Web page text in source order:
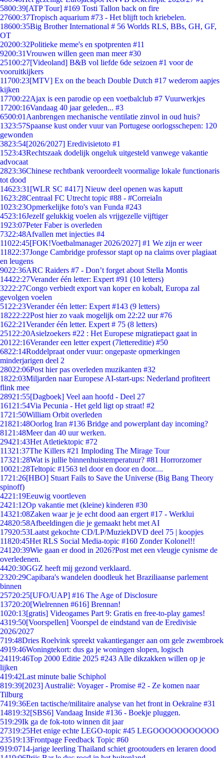
5800:39[ATP Tour] #169 Tosti Tallon back on fire
27600:37Tropisch aquarium #73 - Het blijft toch kriebelen.
18600:35Big Brother International # 56 Worlds RLS, BBs, GH, GF,
OT
20200:32Politieke meme's en spotprenten #11
9200:31Vrouwen willen geen man meer #30
25100:27[Videoland] B&B vol liefde 6de seizoen #1 voor de
vooruitkijkers
11700:23[MTV] Ex on the beach Double Dutch #17 wederom aapjes
kijken
17700:22Ajax is een parodie op een voetbalclub #7 Vuurwerkjes
17200:16Vandaag 40 jaar geleden... #3
6500:01 Aanbrengen mechanische ventilatie zinvol in oud huis?
1323:57Spaanse kust onder vuur van Portugese oorlogsschepen: 120
gewonden
3823:54[2026/2027] Eredivisietoto #1
1523:43Rechtszaak dodelijk ongeluk uitgesteld vanwege vakantie
advocaat
2823:36Chinese rechtbank veroordeelt voormalige lokale functionaris
tot dood
14623:31 [WLR SC #417] Nieuw deel openen was kaputt
1623:28Centraal FC Utrecht topic #88 - #CorreiaIn
1023:23Opmerkelijke foto's van Funda #243
4523:16Jezelf gelukkig voelen als vrijgezelle vijftiger
1923:07Peter Faber is overleden
7322:48Afvallen met injecties #4
11022:45[FOK!Voetbalmanager 2026/2027] #1 We zijn er weer
11822:37Jonge Cambridge professor stapt op na claims over plagiaat
en leugens
9022:36ARC Raiders #7 - Don’t forget about Stella Montis
14422:27Verander één letter: Expert #91 (10 letters)
3222:27Congo verbiedt export van koper en kobalt, Europa zal
gevolgen voelen
51 22:23Verander één letter: Expert #143 (9 letters)
18222:22Post hier zo vaak mogelijk om 22:22 uur #76
1622:21Verander één letter. Expert # 75 (8 letters)
251 22:20Asielzoekers #22 : Het Europese migratiepact gaat in
201 22:16Verander een letter expert (7lettereditie) #50
6822:14Roddelpraat onder vuur: ongepaste opmerkingen
minderjarigen deel 2
28022:06Post hier pas overleden muzikanten #32
1822:03Miljarden naar Europese AI-start-ups: Nederland profiteert
flink mee
28921:55[Dagboek] Veel aan hoofd - Deel 27
161 21:54Via Pecunia - Het geld ligt op straat! #2
1721:50William Orbit overleden
21821:48Oorlog Iran #136 Bridge and powerplant day incoming?
81 21:48Meer dan 40 uur werken.
29421:43Het Atletiektopic #72
11321:37The Killers #21 Imploding The Mirage Tour
17321:28Wat is jullie binnenhuistemperatuur? #81 Horrorzomer
10021:28Teltopic #1563 tel door en door en door....
1721:26[HBO] Stuart Fails to Save the Universe (Big Bang Theory
spinoff)
4221:19Eeuwig voortleven
2421:12Op vakantie met (kleine) kinderen #30
14321:08Zaken waar je je echt dood aan ergert #17 - Werklui
24820:58Afbeeldingen die je gemaakt hebt met AI
17920:53Laatst gekochte CD/LP/MuziekDVD deel 75 | koopjes
11820:45Het RLS Social Media-topic #160 Zonder Kolonel!!
241 20:39Wie gaan er dood in 2026?Post met een vleugje cynisme de
overledenen.
4420:30GGZ heeft mij gezond verklaard.
2320:29Capibara's wandelen doodleuk het Braziliaanse parlement
binnen
25720:25[UFO/UAP] #16 The Age of Disclosure
13720:20[Wielrennen #616] Brennan!
1020:13[gratis] Videogames Part 9: Gratis en free-to-play games!
4319:50[Voorspellen] Voorspel de eindstand van de Eredivisie
2026/2027
719:48Dries Roelvink spreekt vakantieganger aan om gele zwembroek
4919:46Woningtekort: dus ga je woningen slopen, logisch
24119:46Top 2000 Editie 2025 #243 Alle dikzakken willen op je
lijken
419:42Last minute balie Schiphol
819:39[2023] Australië: Voyager - Promise #2 - Ze komen naar
Tilburg
7419:36Een tactische/militaire analyse van het front in Oekraïne #31
14819:32[SBS6] Vandaag Inside #136 - Boekje pluggen.
519:29Ik ga de fok-toto winnen dit jaar
27319:25Het enige echte LEGO-topic #45 LEGOOOOOOOOOOO
23519:13Frontpage Feedback Topic #60
919:0714-jarige leerling Thailand schiet grootouders en leraren dood